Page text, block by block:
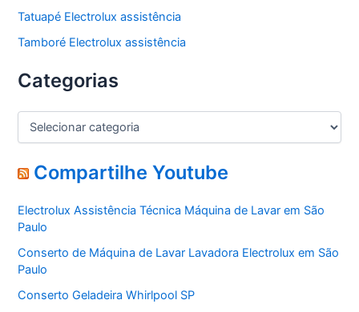
Tatuapé Electrolux assistência
Tamboré Electrolux assistência
Categorias
C
e
g
r
i
a
s
Compartilhe Youtube
Electrolux Assistência Técnica Máquina de Lavar em São
Paulo
Conserto de Máquina de Lavar Lavadora Electrolux em São
Paulo
Conserto Geladeira Whirlpool SP